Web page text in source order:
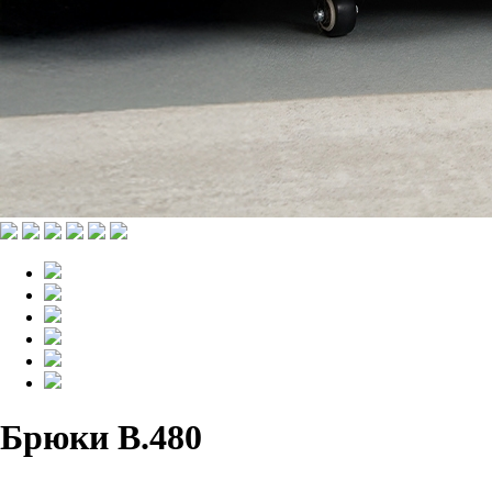
Брюки B.480